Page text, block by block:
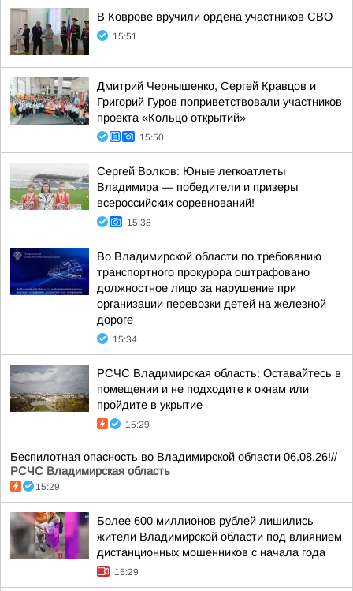
В Коврове вручили ордена участников СВО
15:51
Дмитрий Чернышенко, Сергей Кравцов и
Григорий Гуров поприветствовали участников
проекта «Кольцо открытий»
15:50
Сергей Волков: Юные легкоатлеты
Владимира — победители и призеры
всероссийских соревнований!
15:38
Во Владимирской области по требованию
транспортного прокурора оштрафовано
должностное лицо за нарушение при
организации перевозки детей на железной
дороге
15:34
РСЧС Владимирская область: Оставайтесь в
помещении и не подходите к окнам или
пройдите в укрытие
15:29
Беспилотная опасность во Владимирской области 06.08.26!//
РСЧС Владимирская область
15:29
Более 600 миллионов рублей лишились
жители Владимирской области под влиянием
дистанционных мошенников с начала года
15:29